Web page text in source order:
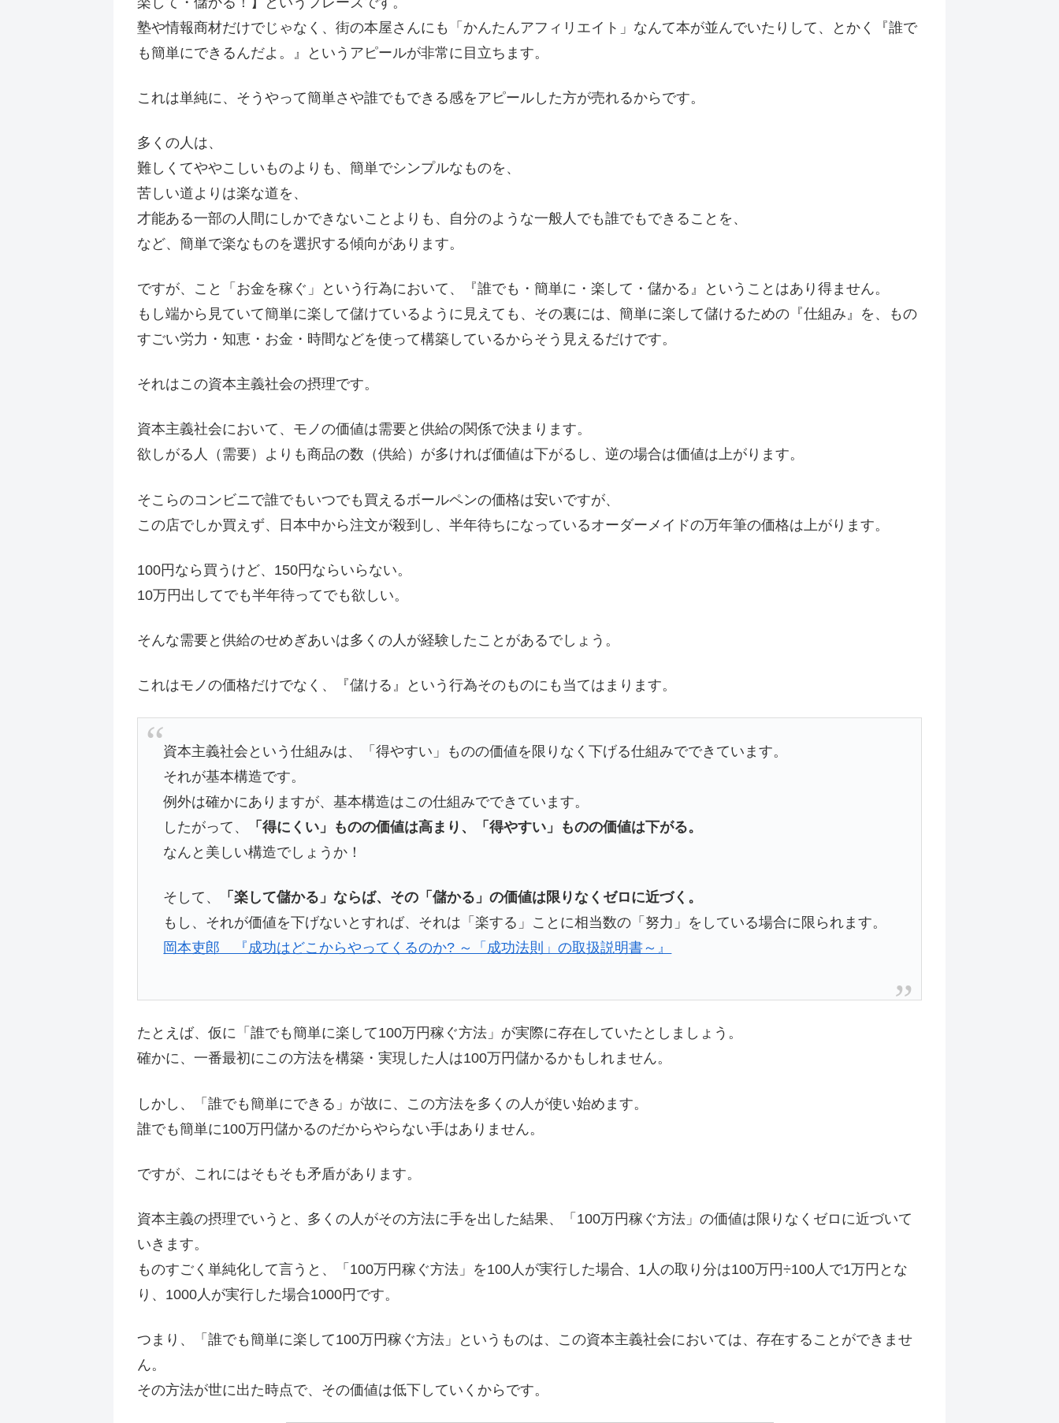
塾や情報商材だけでじゃなく、街の本屋さんにも「かんたんアフィリエイト」なんて本が並んでいたりして、とかく『誰で
も簡単にできるんだよ。』というアピールが非常に目立ちます。
これは単純に、そうやって簡単さや誰でもできる感をアピールした方が売れるからです。
多くの人は、
難しくてややこしいものよりも、簡単でシンプルなものを、
苦しい道よりは楽な道を、
才能ある一部の人間にしかできないことよりも、自分のような一般人でも誰でもできることを、
など、簡単で楽なものを選択する傾向があります。
ですが、こと「お金を稼ぐ」という行為において、『誰でも・簡単に・楽して・儲かる』ということはあり得ません。
もし端から見ていて簡単に楽して儲けているように見えても、その裏には、簡単に楽して儲けるための『仕組み』を、もの
すごい労力・知恵・お金・時間などを使って構築しているからそう見えるだけです。
それはこの資本主義社会の摂理です。
資本主義社会において、モノの価値は需要と供給の関係で決まります。
欲しがる人（需要）よりも商品の数（供給）が多ければ価値は下がるし、逆の場合は価値は上がります。
そこらのコンビニで誰でもいつでも買えるボールペンの価格は安いですが、
この店でしか買えず、日本中から注文が殺到し、半年待ちになっているオーダーメイドの万年筆の価格は上がります。
100円なら買うけど、150円ならいらない。
10万円出してでも半年待ってでも欲しい。
そんな需要と供給のせめぎあいは多くの人が経験したことがあるでしょう。
これはモノの価格だけでなく、『儲ける』という行為そのものにも当てはまります。
資本主義社会という仕組みは、「得やすい」ものの価値を限りなく下げる仕組みでできています。
それが基本構造です。
例外は確かにありますが、基本構造はこの仕組みでできています。
したがって、
「得にくい」ものの価値は高まり、「得やすい」ものの価値は下がる。
なんと美しい構造でしょうか！
そして、
「楽して儲かる」ならば、その「儲かる」の価値は限りなくゼロに近づく。
もし、それが価値を下げないとすれば、それは「楽する」ことに相当数の「努力」をしている場合に限られます。
岡本吏郎 『成功はどこからやってくるのか? ～「成功法則」の取扱説明書～』
たとえば、仮に「誰でも簡単に楽して100万円稼ぐ方法」が実際に存在していたとしましょう。
確かに、一番最初にこの方法を構築・実現した人は100万円儲かるかもしれません。
しかし、「誰でも簡単にできる」が故に、この方法を多くの人が使い始めます。
誰でも簡単に100万円儲かるのだからやらない手はありません。
ですが、これにはそもそも矛盾があります。
資本主義の摂理でいうと、多くの人がその方法に手を出した結果、「100万円稼ぐ方法」の価値は限りなくゼロに近づいて
いきます。
ものすごく単純化して言うと、「100万円稼ぐ方法」を100人が実行した場合、1人の取り分は100万円÷100人で1万円とな
り、1000人が実行した場合1000円です。
つまり、「誰でも簡単に楽して100万円稼ぐ方法」というものは、この資本主義社会においては、存在することができませ
ん。
その方法が世に出た時点で、その価値は低下していくからです。